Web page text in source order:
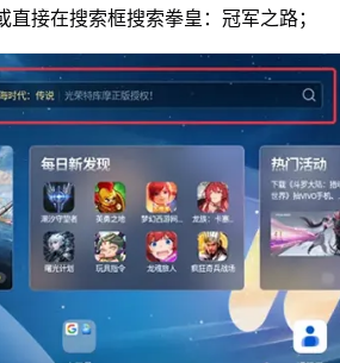
接在搜索框搜索拳皇：冠军之路；